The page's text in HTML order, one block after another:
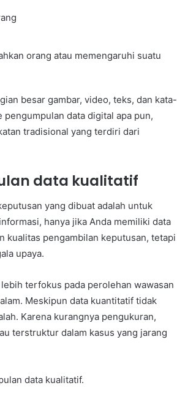
orang atau memengaruhi suatu
besar gambar, video, teks, dan kata-
data digital apa pun,
tradisional yang terdiri dari
data kualitatif
yang dibuat adalah untuk
hanya jika Anda memiliki data
kualitas pengambilan keputusan, tetapi
upaya.
terfokus pada perolehan wawasan
Meskipun data kuantitatif tidak
Karena kurangnya pengukuran,
terstruktur dalam kasus yang jarang
data kualitatif.